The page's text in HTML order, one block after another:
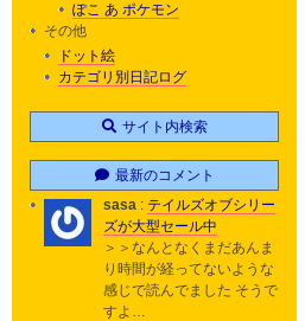
ぽこ あ ポケモン
その他
ドット絵
カテゴリ別日記ログ
サイト内検索
最新のコメント
sasa : テイルズオブシリー
ズが大型セール中
＞＞なんとなくまだあんま
り時間が経ってないような
感じで読んでました そうで
すよ…